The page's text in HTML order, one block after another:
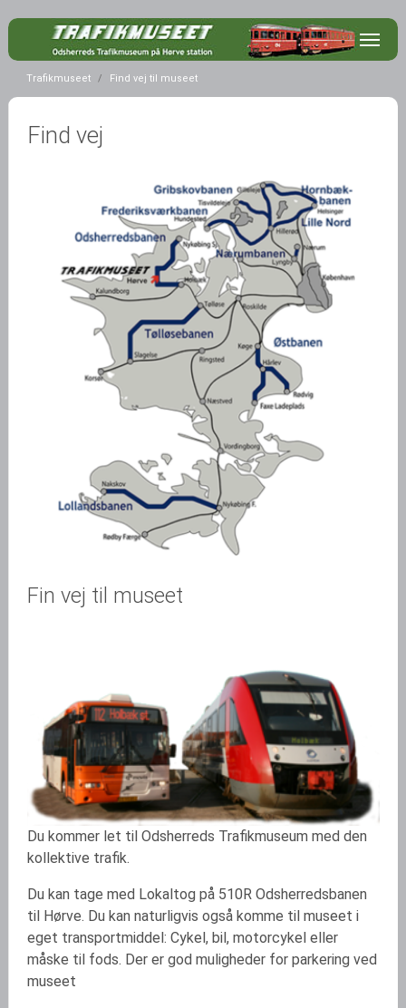
Du er her:
Trafikmuseet Find vej til museet
Find vej
Fin vej til museet
Du kommer let til Odsherreds Trafikmuseum med den
kollektive trafik.
Du kan tage med Lokaltog på 510R Odsherredsbanen
til Hørve. Du kan naturligvis også komme til museet i
eget transportmiddel: Cykel, bil, motorcykel eller
måske til fods. Der er god muligheder for parkering ved
museet